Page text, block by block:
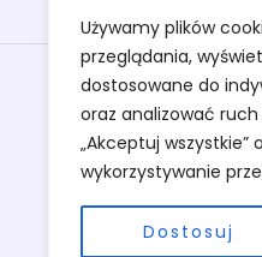
Używamy plików
przeglądania,
dostosowane do
oraz analizować
„Akceptuj wszystkie”
wykorzystywanie
Dostosuj
Obrazy
Rzeźby
Sztuka
Warsztaty
O pracowni
Kontakt